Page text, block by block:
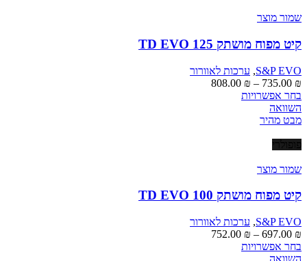
האפשרויות
בעמוד
המוצר
שמור מוצר
קיט מפוח מושתק TD EVO 125
S&P EVO
, ערכות לאוורור
735.00 ₪
–
808.00 ₪
טווח
בחר אפשרויות
האפשרויות
בעמוד
המוצר
השוואה
מבט מהיר
פופולרי
שמור מוצר
קיט מפוח מושתק TD EVO 100
S&P EVO
, ערכות לאוורור
697.00 ₪
–
752.00 ₪
בחר אפשרויות